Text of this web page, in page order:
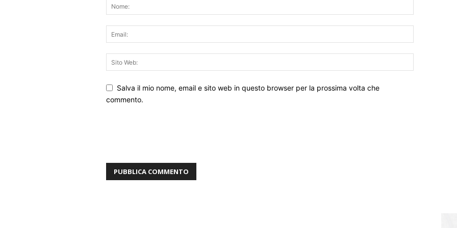
Salva il mio nome, email e sito web in questo browser per la prossima volta che
commento.